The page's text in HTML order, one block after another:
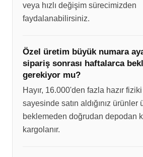
veya hızlı değişim sürecimizden
faydalanabilirsiniz.
Özel üretim büyük numara
sipariş sonrası haftalarca
gerekiyor mu?
Hayır, 16.000'den fazla hazır
sayesinde satın aldığınız ürünler
beklemeden doğrudan depodan
kargolanır.